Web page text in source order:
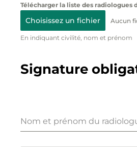
Télécharger la liste des radiologues
Choisissez un fichier Aucun
En indiquant civilité, nom et prénom
Signature
Nom et prénom du